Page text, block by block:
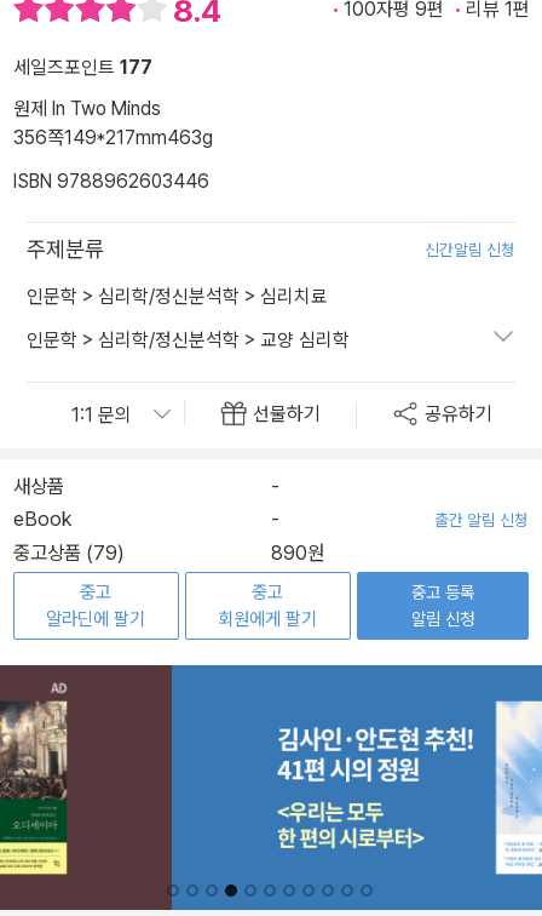
8.4 100자평 9편 리뷰 1편
세일즈포인트 177
원제 In Two Minds
356쪽149*217mm463g
ISBN 9788962603446
주제분류 신간알림 신청
인문학 > 심리학/정신분석학 > 심리치료
인문학 > 심리학/정신분석학 > 교양 심리학
선물하기 공유하기
새상품
-
eBook
- 출간 알림 신청
중고상품 (79) 890원
중고
알라딘에 팔기
중고
회원에게 팔기
중고 등록
알림 신청